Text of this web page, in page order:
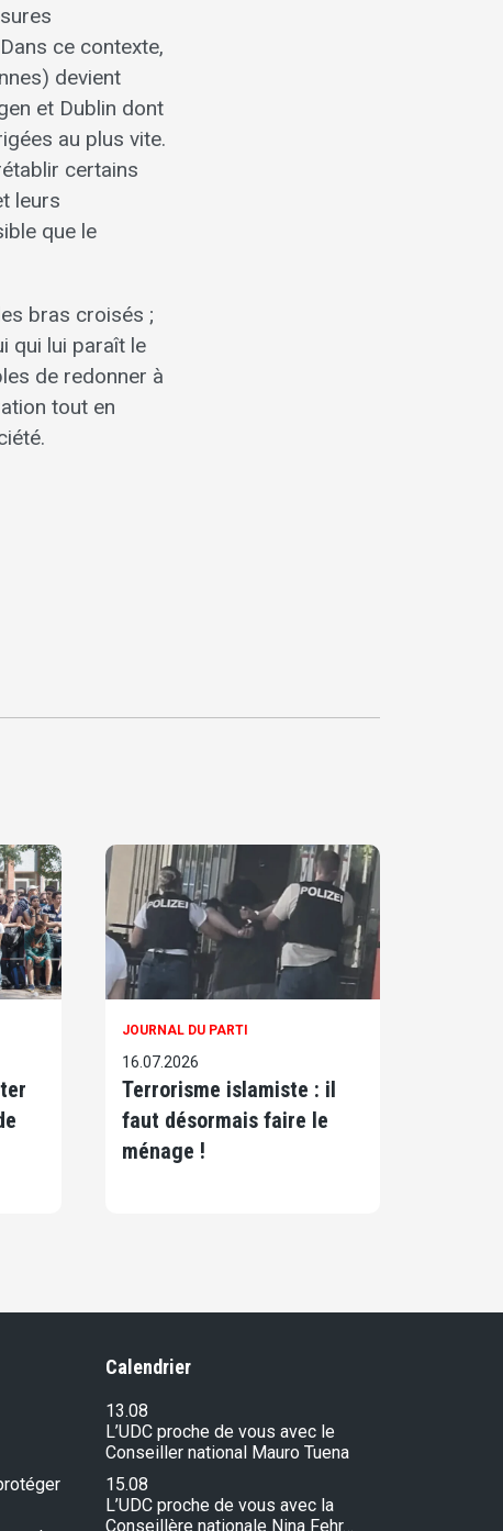
ce contexte,
devient
et Dublin dont
au plus vite.
certains
leurs
que le
bras croisés ;
qui lui paraît le
de redonner à
tout en
JOURNAL DU PARTI
16.07.2026
Terrorisme islamiste : il
faut désormais faire le
ménage !
Calendrier
13.08
L’UDC proche de vous avec le
Conseiller national Mauro Tuena
15.08
L’UDC proche de vous avec la
Conseillère nationale Nina Fehr…